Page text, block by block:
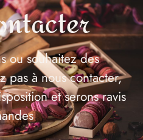
ou souhaitez des
pas à nous contacter,
et serons ravis